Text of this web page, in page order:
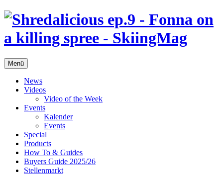
Menü
News
Videos
Video of the Week
Events
Kalender
Events
Special
Products
How To & Guides
Buyers Guide 2025/26
Stellenmarkt